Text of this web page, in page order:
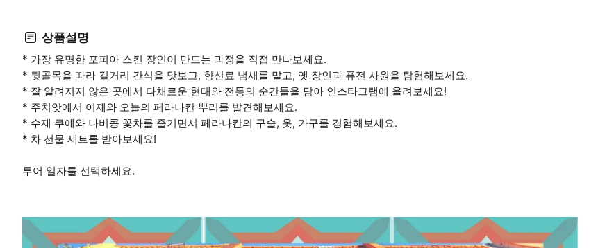
상품설명
* 가장 유명한 포피아 스킨 장인이 만드는 과정을 직접 만나보세요.
* 뒷골목을 따라 길거리 간식을 맛보고, 향신료 냄새를 맡고, 옛 장인과 퓨전 사원을 탐험해보세요.
* 잘 알려지지 않은 곳에서 다채로운 현대와 전통의 순간들을 담아 인스타그램에 올려보세요!
* 주치앗에서 어제와 오늘의 페라나칸 뿌리를 발견해보세요.
* 수제 쿠에와 나비콩 꽃차를 즐기면서 페라나칸의 구슬, 옷, 가구를 경험해보세요.
* 차 선물 세트를 받아보세요!
투어 일자를 선택하세요.